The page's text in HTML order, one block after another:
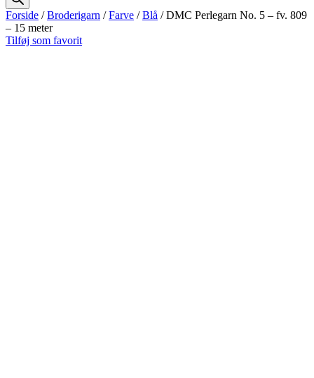
Forside /Broderigarn /Farve /Blå / DMC Perlegarn No. 5 – fv. 809
– 15 meter
Tilføj som favorit